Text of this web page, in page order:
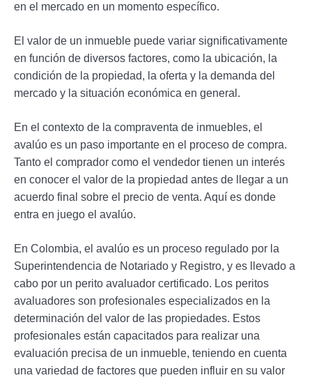
en el mercado en un momento específico.
El valor de un inmueble puede variar significativamente
en función de diversos factores, como la ubicación, la
condición de la propiedad, la oferta y la demanda del
mercado y la situación económica en general.
En el contexto de la compraventa de inmuebles, el
avalúo es un paso importante en el proceso de compra.
Tanto el comprador como el vendedor tienen un interés
en conocer el valor de la propiedad antes de llegar a un
acuerdo final sobre el precio de venta. Aquí es donde
entra en juego el avalúo.
En Colombia, el avalúo es un proceso regulado por la
Superintendencia de Notariado y Registro, y es llevado a
cabo por un perito avaluador certificado. Los peritos
avaluadores son profesionales especializados en la
determinación del valor de las propiedades. Estos
profesionales están capacitados para realizar una
evaluación precisa de un inmueble, teniendo en cuenta
una variedad de factores que pueden influir en su valor